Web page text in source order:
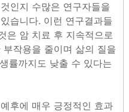
인지 수많은 연구자들을
습니다. 이런 연구결과들
은 암 치료 후 지속적으로
작용을 줄이며 삶의 질을
률까지도 낮출 수 있다는
후에 매우 긍정적인 효과